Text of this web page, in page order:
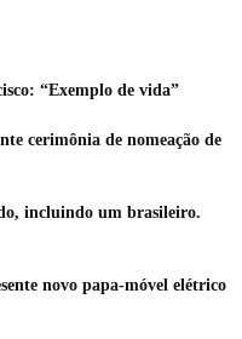
“Exemplo de vida”
cerimônia de nomeação de
incluindo um brasileiro.
novo papa-móvel elétrico